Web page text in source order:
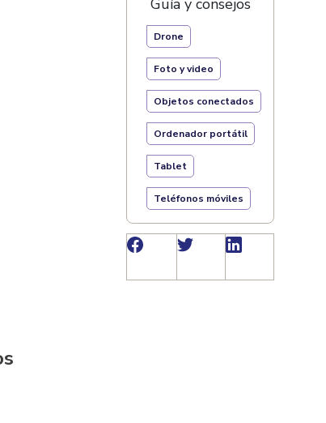
Guía y consejos
Drone
Foto y video
Objetos conectados
Ordenador portátil
Tablet
Teléfonos móviles